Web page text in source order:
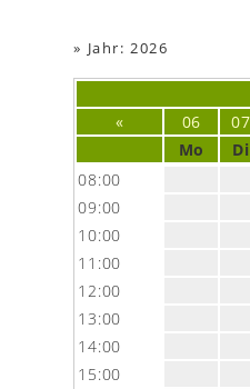
» Jahr: 2026
«
06 07
Mo
Di
08:00
09:00
10:00
11:00
12:00
13:00
14:00
15:00